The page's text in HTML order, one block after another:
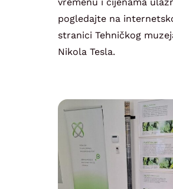
pogledajte na
stranici Tehničkog
Nikola Tesla.